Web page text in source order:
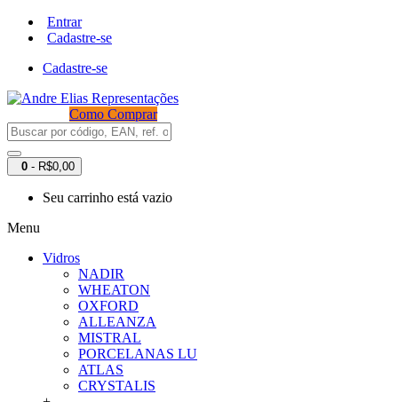
Entrar
Cadastre-se
Cadastre-se
Como Comprar
0 - R$0,00
Seu carrinho está vazio
Menu
Vidros
NADIR
WHEATON
OXFORD
ALLEANZA
MISTRAL
PORCELANAS LU
ATLAS
CRYSTALIS